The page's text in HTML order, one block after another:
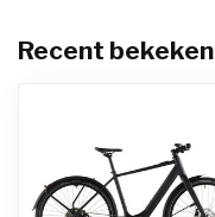
Recent bekeken